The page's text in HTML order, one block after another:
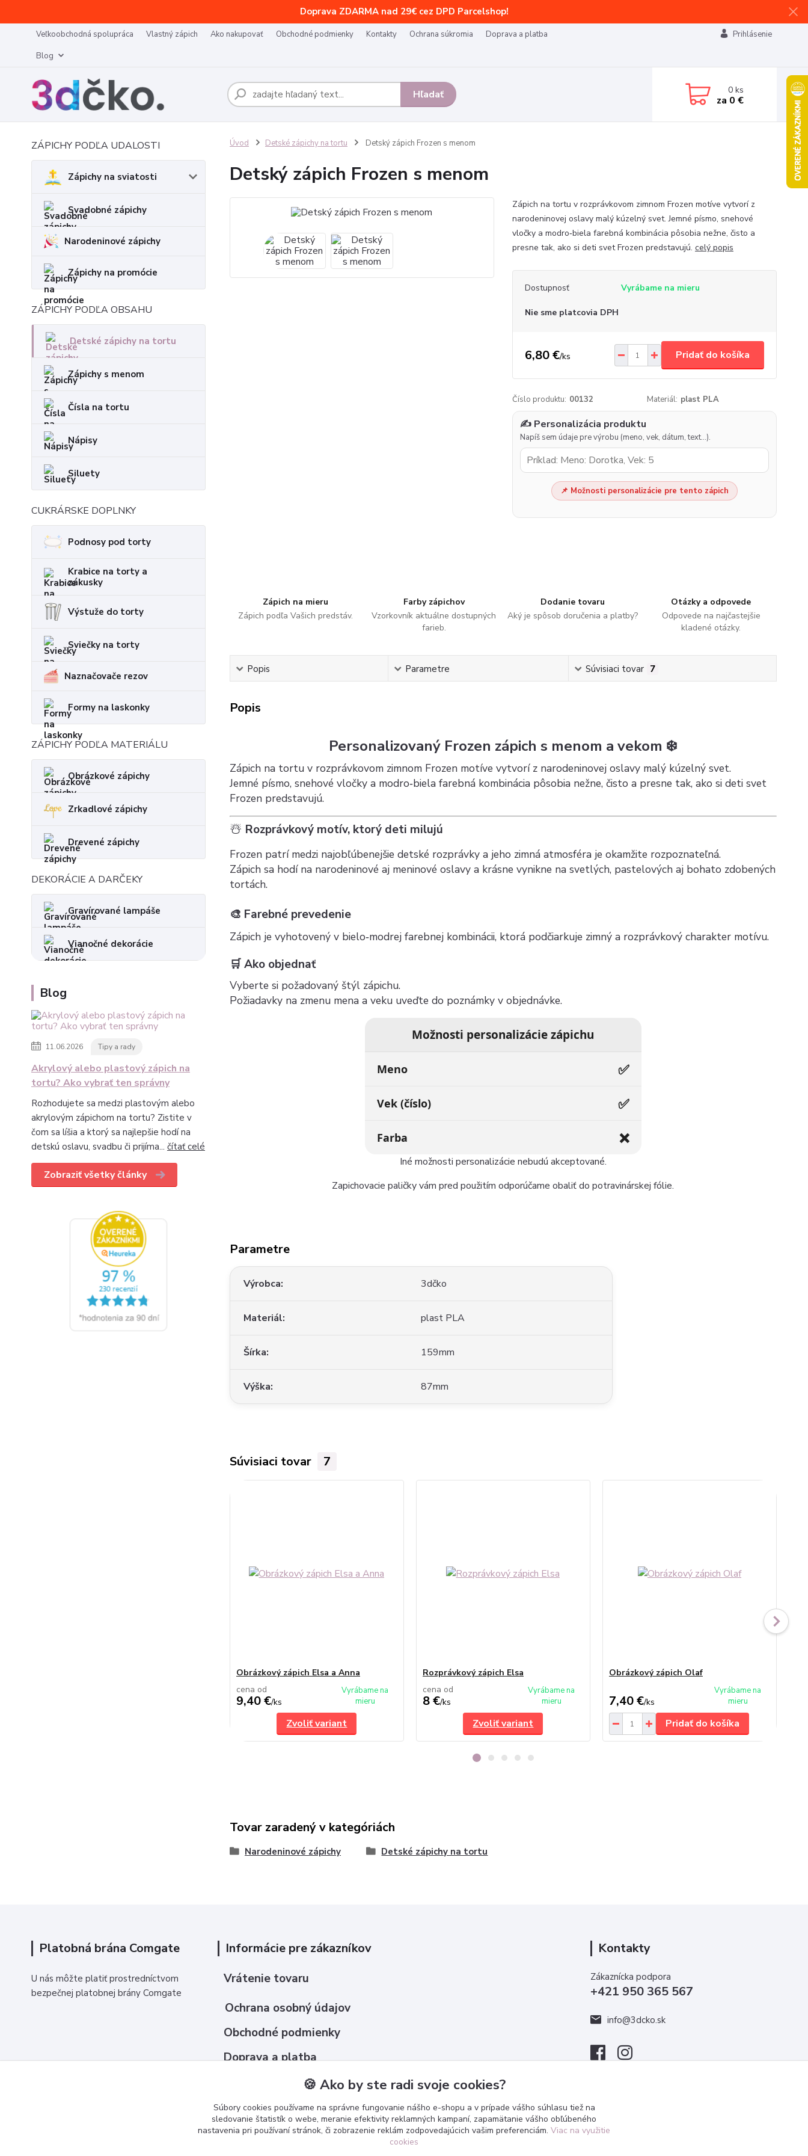
Doprava ZDARMA nad 29€ cez DPD Parcelshop!
Veľkoobchodná spolupráca Vlastný zápich Ako nakupovať Obchodné podmienky Kontakty Ochrana súkromia
Doprava a platba
Blog
Prihlásenie
Hľadať 0ks
za 0 €
ZÁPICHY PODĽA UDALOSTI
Zápichy na sviatosti
Svadobné zápichy
Narodeninové zápichy
Zápichy na promócie
ZÁPICHY PODĽA OBSAHU
Detské zápichy na tortu
Zápichy s menom
Čísla na tortu
Nápisy
Siluety
CUKRÁRSKE DOPLNKY
Podnosy pod torty
Krabice na torty a
zákusky
Výstuže do torty
Sviečky na torty
Naznačovače rezov
Formy na laskonky
ZÁPICHY PODĽA MATERIÁLU
Obrázkové zápichy
Zrkadlové zápichy
Drevené zápichy
DEKORÁCIE A DARČEKY
Gravírované lampáše
Vianočné dekorácie
Blog
11.06.2026 Tipy a rady
Akrylový alebo plastový zápich na
tortu? Ako vybrať ten správny
Rozhodujete sa medzi plastovým alebo
akrylovým zápichom na tortu? Zistite v
čom sa líšia a ktorý sa najlepšie hodí na
detskú oslavu, svadbu či prijíma... čítať celé
Zobraziť všetky články
Úvod Detské zápichy na tortu Detský zápich Frozen s menom
Detský zápich Frozen s menom
Zápich na tortu v rozprávkovom zimnom Frozen motíve vytvorí z
narodeninovej oslavy malý kúzelný svet. Jemné písmo, snehové
vločky a modro‑biela farebná kombinácia pôsobia nežne, čisto a
presne tak, ako si deti svet Frozen predstavujú. celý popis
Dostupnosť Vyrábame na mieru
Nie sme platcovia DPH
6,80 €/ks Pridať do košíka
Číslo produktu: 00132 Materiál: plast PLA
✍️ Personalizácia produktu
Napíš sem údaje pre výrobu (meno, vek, dátum, text…).
📌 Možnosti personalizácie pre tento zápich
Zápich na mieru
Zápich podľa Vašich predstáv.
Farby zápichov
Vzorkovník aktuálne dostupných
farieb.
Dodanie tovaru
Aký je spôsob doručenia a platby?
Otázky a odpovede
Odpovede na najčastejšie
kladené otázky.
Popis Parametre Súvisiaci tovar 7
Popis
Personalizovaný Frozen zápich s menom a vekom ❄️
Zápich na tortu v rozprávkovom zimnom Frozen motíve vytvorí z narodeninovej oslavy malý kúzelný svet.
Jemné písmo, snehové vločky a modro‑biela farebná kombinácia pôsobia nežne, čisto a presne tak, ako si deti svet
Frozen predstavujú.
☃️ Rozprávkový motív, ktorý deti milujú
Frozen patrí medzi najobľúbenejšie detské rozprávky a jeho zimná atmosféra je okamžite rozpoznateľná.
Zápich sa hodí na narodeninové aj meninové oslavy a krásne vynikne na svetlých, pastelových aj bohato zdobených
tortách.
🎨 Farebné prevedenie
Zápich je vyhotovený v bielo‑modrej farebnej kombinácii, ktorá podčiarkuje zimný a rozprávkový charakter motívu.
🛒 Ako objednať
Vyberte si požadovaný štýl zápichu.
Požiadavky na zmenu mena a veku uveďte do poznámky v objednávke.
Možnosti personalizácie zápichu
Meno ✅
Vek (číslo) ✅
Farba ❌
Iné možnosti personalizácie nebudú akceptované.
Zapichovacie paličky vám pred použitím odporúčame obaliť do potravinárskej fólie.
Parametre
Výrobca 3dčko
Materiál plast PLA
Šírka 159mm
Výška 87mm
Súvisiaci tovar 7
Obrázkový zápich Elsa a Anna
cena od
9,40 €/ks
Vyrábame na
mieru
Zvoliť variant
Rozprávkový zápich Elsa
cena od
8 €/ks
Vyrábame na
mieru
Zvoliť variant
Obrázkový zápich Olaf
7,40 €/ks
Vyrábame na
mieru
Pridať do košíka
Tovar zaradený v kategóriách
Narodeninové zápichy Detské zápichy na tortu
Platobná brána Comgate
U nás môžte platiť prostredníctvom
bezpečnej platobnej brány Comgate
Informácie pre zákazníkov
Vrátenie tovaru
Ochrana osobný údajov
Obchodné podmienky
Doprava a platba
Ako nakupovať ?
Kontakt
Kontakty
Zákaznícka podpora
+421 950 365 567
info@3dcko.sk
🍪 Ako by ste radi svoje cookies?
Súbory cookies používame na správne fungovanie nášho e-shopu a v prípade vášho súhlasu tiež na
sledovanie štatistík o webe, meranie efektivity reklamných kampaní, zapamätanie vášho obľúbeného
nastavenia pri používaní stránok, či zobrazenie reklám zodpovedajúcich vašim preferenciám. Viac na využitie
cookies